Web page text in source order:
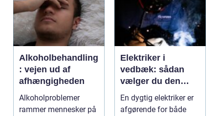
Alkoholbehandling
: vejen ud af
afhængigheden
Alkoholproblemer
rammer mennesker på
Elektriker i
vedbæk: sådan
vælger du den
rette fagmand til
opgaven
En dygtig elektriker er
afgørende for både